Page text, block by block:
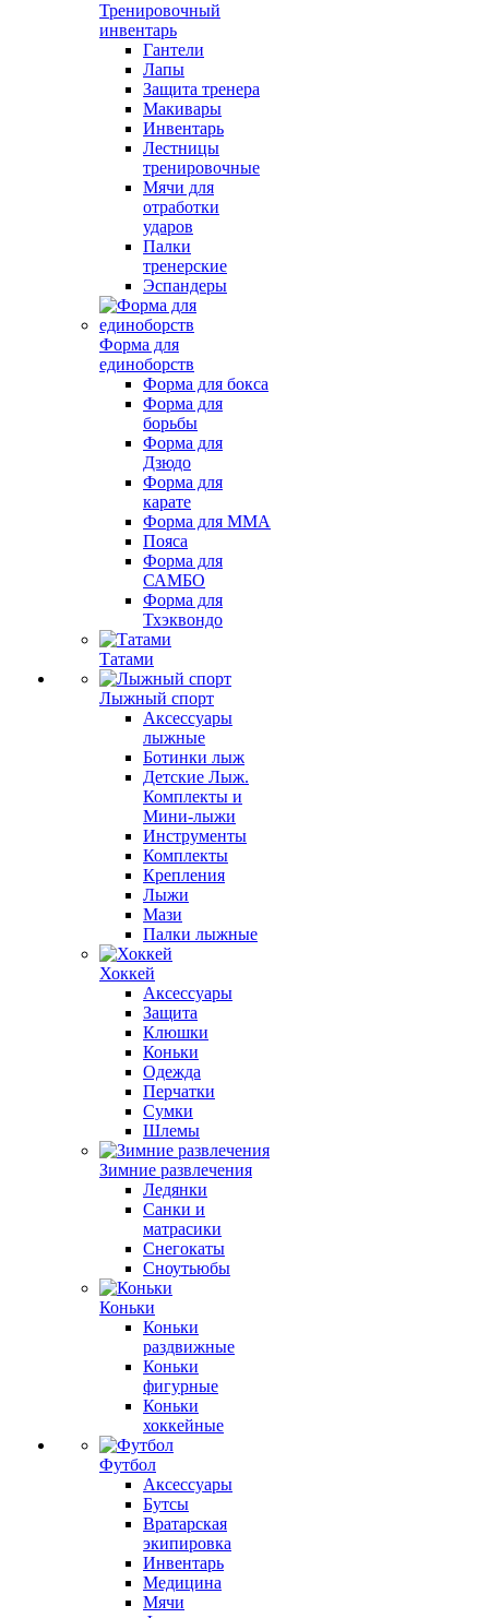
Тренировочный
инвентарь
Гантели
Лапы
Защита тренера
Макивары
Инвентарь
Лестницы
тренировочные
Мячи для
отработки
ударов
Палки
тренерские
Эспандеры
Форма для
единоборств
Форма для бокса
Форма для
борьбы
Форма для
Дзюдо
Форма для
карате
Форма для MMA
Пояса
Форма для
САМБО
Форма для
Тхэквондо
Татами
Лыжный спорт
Аксессуары
лыжные
Ботинки лыж
Детские Лыж.
Комплекты и
Мини-лыжи
Инструменты
Комплекты
Крепления
Лыжи
Мази
Палки лыжные
Хоккей
Аксессуары
Защита
Клюшки
Коньки
Одежда
Перчатки
Сумки
Шлемы
Зимние развлечения
Ледянки
Санки и
матрасики
Снегокаты
Сноутьюбы
Коньки
Коньки
раздвижные
Коньки
фигурные
Коньки
хоккейные
Футбол
Аксессуары
Бутсы
Вратарская
экипировка
Инвентарь
Медицина
Мячи